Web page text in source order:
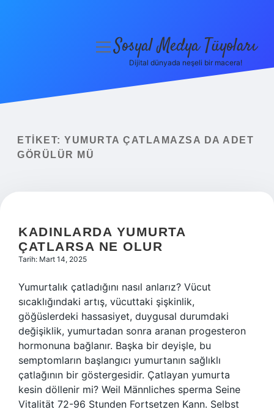
Yasal Uyarı
menüyüSosyal Medya Tüyoları
Dijital dünyada neşeli bir macera!
ETIKET: YUMURTA ÇATLAMAZSA DA ADET
GÖRÜLÜR MÜ
KADINLARDA YUMURTA
ÇATLARSA NE OLUR
Tarih: Mart 14, 2025
Yumurtalık çatladığını nasıl anlarız? Vücut
sıcaklığındaki artış, vücuttaki şişkinlik,
göğüslerdeki hassasiyet, duygusal durumdaki
değişiklik, yumurtadan sonra aranan progesteron
hormonuna bağlanır. Başka bir deyişle, bu
semptomların başlangıcı yumurtanın sağlıklı
çatlağının bir göstergesidir. Çatlayan yumurta
kesin döllenir mi? Weil Männliches sperma Seine
Vitalität 72-96 Stunden Fortsetzen Kann. Selbst